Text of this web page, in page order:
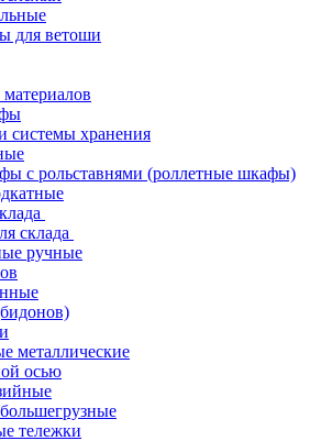
для ветоши
системы хранения
с рольставнями (роллетные шкафы)
склада
ручные
металлические
осью
тележки